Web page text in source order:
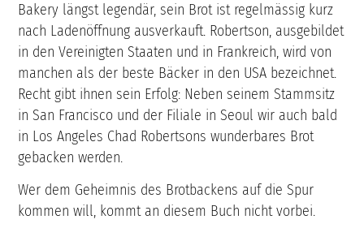
Bakery längst legendär, sein Brot ist regelmässig kurz
nach Ladenöffnung ausverkauft. Robertson, ausgebildet
in den Vereinigten Staaten und in Frankreich, wird von
manchen als der beste Bäcker in den USA bezeichnet.
Recht gibt ihnen sein Erfolg: Neben seinem Stammsitz
in San Francisco und der Filiale in Seoul wir auch bald
in Los Angeles Chad Robertsons wunderbares Brot
gebacken werden.
Wer dem Geheimnis des Brotbackens auf die Spur
kommen will, kommt an diesem Buch nicht vorbei.